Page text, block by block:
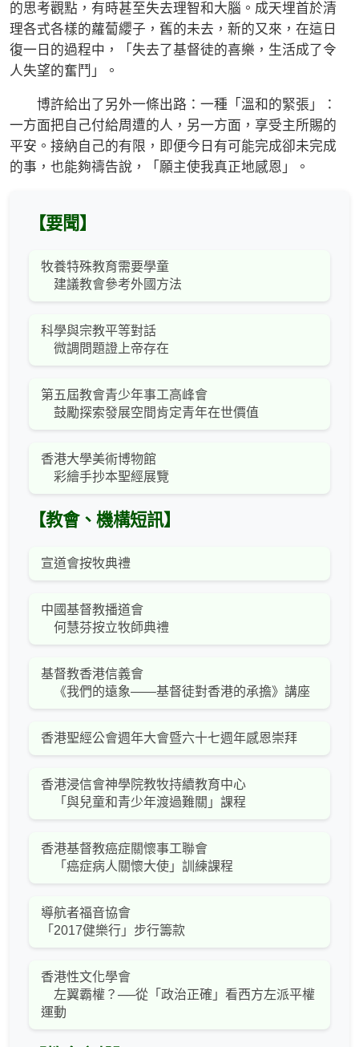
的思考觀點，有時甚至失去理智和大腦。成天埋首於清
理各式各樣的蘿蔔纓子，舊的未去，新的又來，在這日
復一日的過程中，「失去了基督徒的喜樂，生活成了令
人失望的奮鬥」。
博許給出了另外一條出路：一種「溫和的緊張」：
一方面把自己付給周遭的人，另一方面，享受主所賜的
平安。接納自己的有限，即便今日有可能完成卻未完成
的事，也能夠禱告說，「願主使我真正地感恩」。
【要聞】
牧養特殊教育需要學童
建議教會參考外國方法
科學與宗教平等對話
微調問題證上帝存在
第五屆教會青少年事工高峰會
鼓勵探索發展空間肯定青年在世價值
香港大學美術博物館
彩繪手抄本聖經展覽
【教會、機構短訊】
宣道會按牧典禮
中國基督教播道會
何慧芬按立牧師典禮
基督教香港信義會
《我們的遠象――基督徒對香港的承擔》講座
香港聖經公會週年大會暨六十七週年感恩崇拜
香港浸信會神學院教牧持續教育中心
「與兒童和青少年渡過難關」課程
香港基督教癌症關懷事工聯會
「癌症病人關懷大使」訓練課程
導航者福音協會
「2017健樂行」步行籌款
香港性文化學會
左翼霸權？──從「政治正確」看西方左派平權
運動